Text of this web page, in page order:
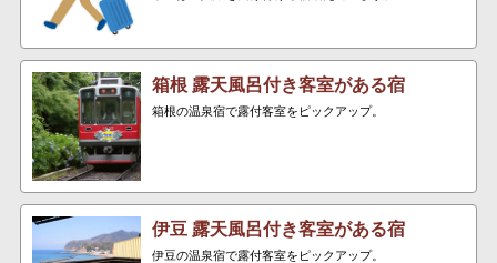
箱根 露天風呂付き客室がある宿
箱根の温泉宿で露付客室をピックアップ。
伊豆 露天風呂付き客室がある宿
伊豆の温泉宿で露付客室をピックアップ。